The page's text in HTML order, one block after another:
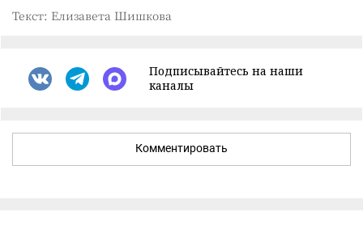
Текст: Елизавета Шишкова
Подписывайтесь на наши
каналы
Комментировать